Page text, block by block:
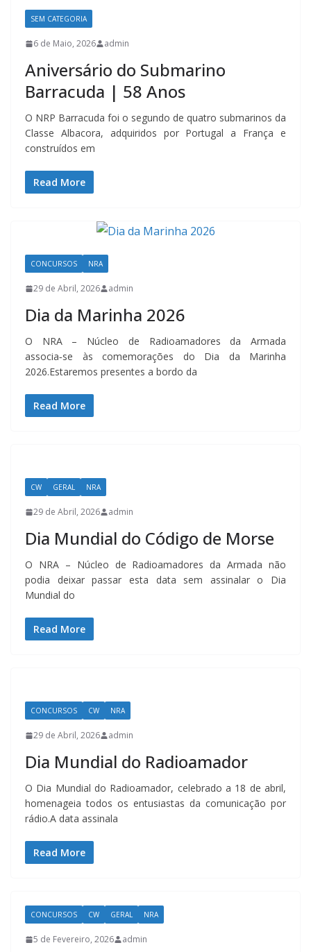
SEM CATEGORIA
6 de Maio, 2026 admin
Aniversário do Submarino
Barracuda | 58 Anos
O NRP Barracuda foi o segundo de quatro submarinos da
Classe Albacora, adquiridos por Portugal a França e
construídos em
Read More
CONCURSOS NRA
29 de Abril, 2026 admin
Dia da Marinha 2026
O NRA – Núcleo de Radioamadores da Armada
associa‑se às comemorações do Dia da Marinha
2026.Estaremos presentes a bordo da
Read More
CW GERAL NRA
29 de Abril, 2026 admin
Dia Mundial do Código de Morse
O NRA – Núcleo de Radioamadores da Armada não
podia deixar passar esta data sem assinalar o Dia
Mundial do
Read More
CONCURSOS CW NRA
29 de Abril, 2026 admin
Dia Mundial do Radioamador
O Dia Mundial do Radioamador, celebrado a 18 de abril,
homenageia todos os entusiastas da comunicação por
rádio.A data assinala
Read More
CONCURSOS CW GERAL NRA
5 de Fevereiro, 2026 admin